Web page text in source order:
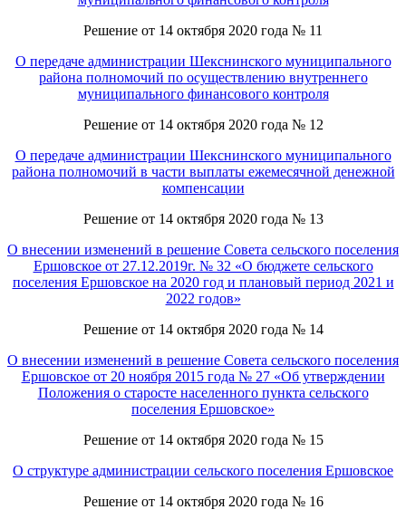
Решение от 14 октября 2020 года № 11
О передаче администрации Шекснинского муниципального
района полномочий по осуществлению внутреннего
муниципального финансового контроля
Решение от 14 октября 2020 года № 12
О передаче администрации Шекснинского муниципального
района полномочий в части выплаты ежемесячной денежной
компенсации
Решение от 14 октября 2020 года № 13
О внесении изменений в решение Совета сельского поселения
Ершовское от 27.12.2019г. № 32 «О бюджете сельского
поселения Ершовское на 2020 год и плановый период 2021 и
2022 годов»
Решение от 14 октября 2020 года № 14
О внесении изменений в решение Совета сельского поселения
Ершовское от 20 ноября 2015 года № 27 «Об утверждении
Положения о старосте населенного пункта сельского
поселения Ершовское»
Решение от 14 октября 2020 года № 15
О структуре администрации сельского поселения Ершовское
Решение от 14 октября 2020 года № 16